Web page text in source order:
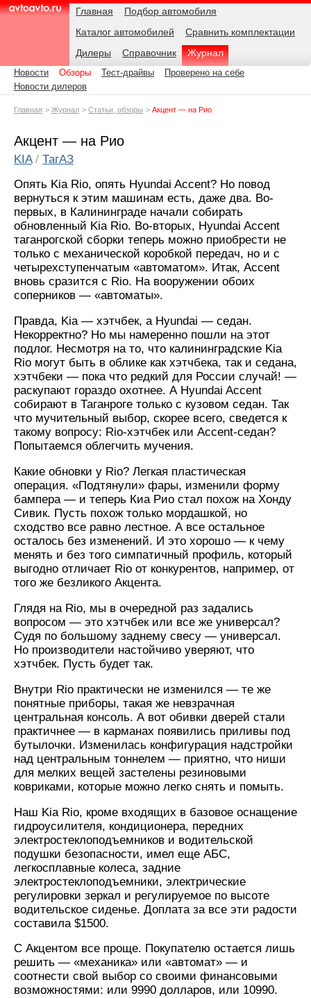
AvtoAvto.ru
Навигация Главная
Подбор автомобиля
Каталог автомобилей
Сравнить комплектации
Дилеры
Справочник Журнал
Подразделы
Новости Обзоры Тест-драйвы
Проверено на себе
Новости дилеров
Родительские
Главная Журнал Статьи, обзоры Акцент — на Рио
Акцент — на Рио
KIA/ ТагАЗ
Опять Kia Rio, опять Hyundai Accent? Но повод
вернуться к этим машинам есть, даже два. Во-
первых, в Калининграде начали собирать
обновленный Kia Rio. Во-вторых, Hyundai Accent
таганрогской сборки теперь можно приобрести не
только с механической коробкой передач, но и с
четырехступенчатым «автоматом». Итак, Accent
вновь cразится с Rio. На вооружении обоих
соперников — «автоматы».
Правда, Kia — хэтчбек, а Hyundai — седан.
Некорректно? Но мы намеренно пошли на этот
подлог. Несмотря на то, что калининградские Kia
Rio могут быть в облике как хэтчбека, так и седана,
хэтчбеки — пока что редкий для России случай! —
раскупают гораздо охотнее. А Hyundai Accent
собирают в Таганроге только с кузовом седан. Так
что мучительный выбор, скорее всего, сведется к
такому вопросу: Rio-хэтчбек или Accent-седан?
Попытаемся облегчить мучения.
Какие обновки у Rio? Легкая пластическая
операция. «Подтянули» фары, изменили форму
бампера — и теперь Киа Рио стал похож на Хонду
Сивик. Пусть похож только мордашкой, но
сходство все равно лестное. А все остальное
осталось без изменений. И это хорошо — к чему
менять и без того симпатичный профиль, который
выгодно отличает Rio от конкурентов, например, от
того же безликого Акцента.
Глядя на Rio, мы в очередной раз задались
вопросом — это хэтчбек или все же универсал?
Судя по большому заднему свесу — универсал.
Но производители настойчиво уверяют, что
хэтчбек. Пусть будет так.
Внутри Rio практически не изменился — те же
понятные приборы, такая же невзрачная
центральная консоль. А вот обивки дверей стали
практичнее — в карманах появились приливы под
бутылочки. Изменилась конфигурация надстройки
над центральным тоннелем — приятно, что ниши
для мелких вещей застелены резиновыми
ковриками, которые можно легко снять и помыть.
Наш Kia Rio, кроме входящих в базовое оснащение
гидроусилителя, кондиционера, передних
электростеклоподъемников и водительской
подушки безопасности, имел еще АБС,
легкосплавные колеса, задние
электростеклоподъемники, электрические
регулировки зеркал и регулируемое по высоте
водительское сиденье. Доплата за все эти радости
составила $1500.
С Акцентом все проще. Покупателю остается лишь
решить — «механика» или «автомат» — и
соотнести свой выбор со своими финансовыми
возможностями: или 9990 долларов, или 10990.
Дата: